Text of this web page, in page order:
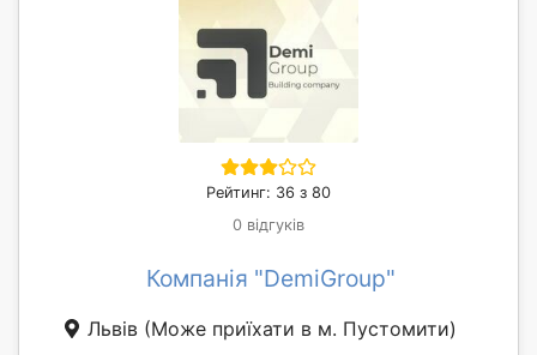
Рейтинг: 36 з 80
0 відгуків
Компанія "DemiGroup"
Львів (Може приїхати в м. Пустомити)